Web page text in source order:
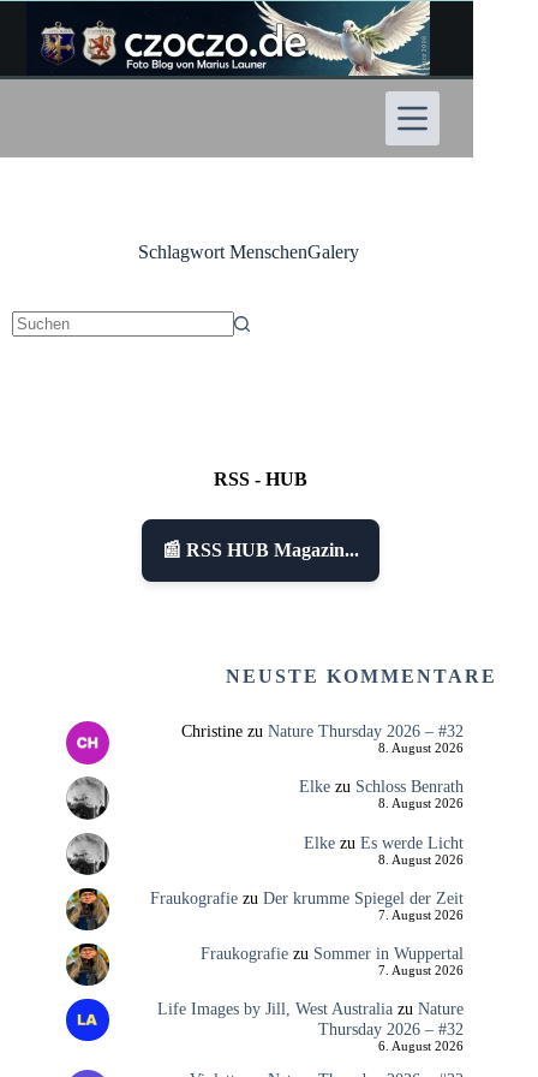
Inhalt
springen
Schlagwort MenschenGalery
RSS - HUB
📰 RSS HUB Magazin...
NEUSTE KOMMENTARE
Christinezu Nature Thursday 2026 – #32
8. August 2026
Elkezu Schloss Benrath
8. August 2026
Elkezu Es werde Licht
8. August 2026
Fraukografiezu Der krumme Spiegel der Zeit
7. August 2026
Fraukografiezu Sommer in Wuppertal
7. August 2026
Life Images by Jill, West Australiazu Nature
Thursday 2026 – #32
6. August 2026